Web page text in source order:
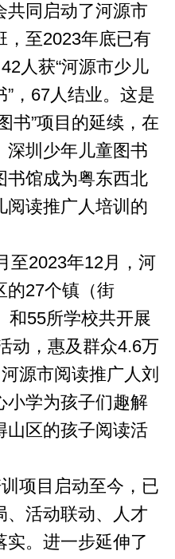
共同启动了河源市
，至2023年底已有
人获“河源市少儿
，67人结业。这是
书”项目的延续，在
深圳少年儿童图书
书馆成为粤东西北
阅读推广人培训的
2023年12月，河
的27个镇（街
和55所学校共开展
动，惠及群众4.6万
源市阅读推广人刘
小学为孩子们趣解
山区的孩子阅读活
项目启动至今，已
、活动联动、人才
实。进一步延伸了